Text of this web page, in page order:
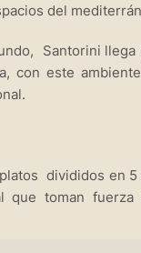
del
Santorini
con este
divididos en
que toman